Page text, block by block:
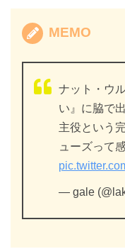
MEMO
ナット・ウ
い』に脇で
主役という
ューズって
— gale